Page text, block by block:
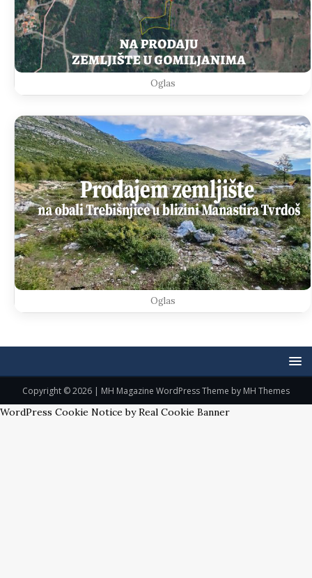
Oglas
Oglas
Copyright © 2026 | MH Magazine WordPress Theme by MH Themes
WordPress Cookie Notice by Real Cookie Banner